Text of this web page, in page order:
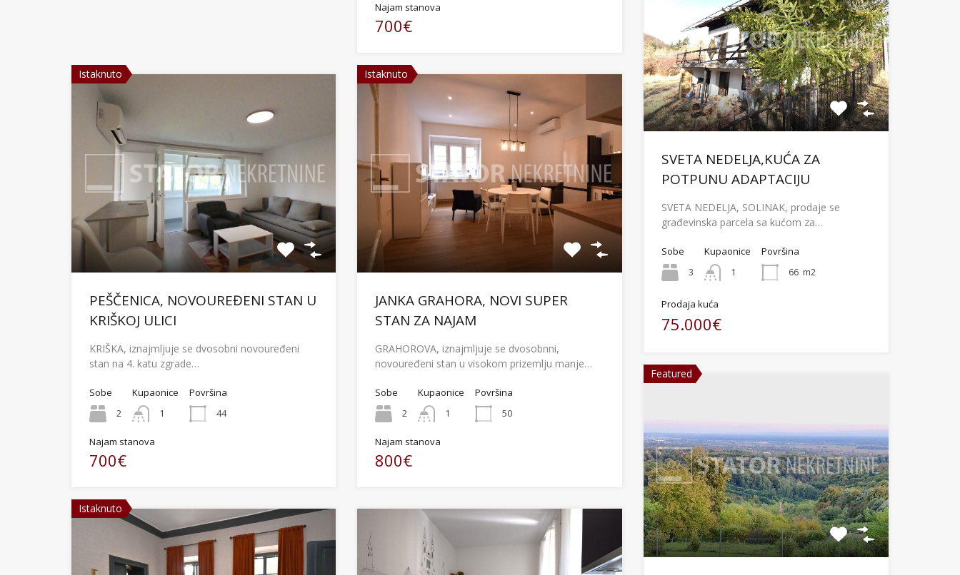
Najam stanova
700€
Istaknuto
PEŠČENICA, NOVOUREĐENI STAN U
KRIŠKOJ ULICI
KRIŠKA, iznajmljuje se dvosobni novouređeni
stan na 4. katu zgrade…
Sobe
2
Kupaonice
1
Površina
44
Najam stanova
700€
Istaknuto
JANKA GRAHORA, NOVI SUPER
STAN ZA NAJAM
GRAHOROVA, iznajmljuje se dvosobnni,
novouređeni stan u visokom prizemlju manje…
Sobe
2
Kupaonice
1
Površina
50
Najam stanova
800€
Istaknuto
SVETA NEDELJA,KUĆA ZA
POTPUNU ADAPTACIJU
SVETA NEDELJA, SOLINAK, prodaje se
građevinska parcela sa kućom za…
Sobe
3
Kupaonice
1
Površina
66 m2
Prodaja kuća
75.000€
Featured